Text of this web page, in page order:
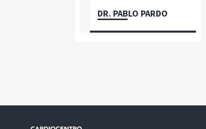
DR. PABLO PARDO